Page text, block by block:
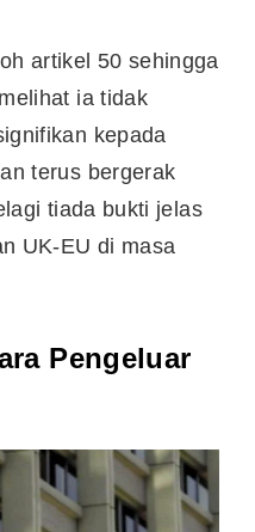
artikel 50 sehingga
ia tidak
kepada
terus bergerak
tiada bukti jelas
UK-EU di masa
Pengeluar